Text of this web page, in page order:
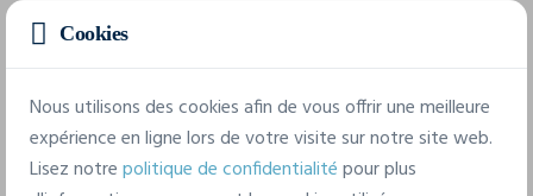
Grammage
200 g/m²
Composition
Cookies
Nous utilisons des cookies afin de vous offrir une meilleure
expérience en ligne lors de votre visite sur notre site web.
Lisez notrepolitique de confidentialitépour plus